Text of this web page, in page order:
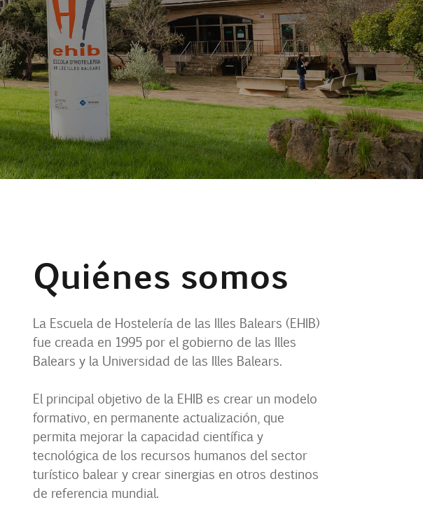
Quiénes somos
La Escuela de Hostelería de las Illes Balears (EHIB)
fue creada en 1995 por el gobierno de las Illes
Balears y la Universidad de las Illes Balears.
El principal objetivo de la EHIB es crear un modelo
formativo, en permanente actualización, que
permita mejorar la capacidad científica y
tecnológica de los recursos humanos del sector
turístico balear y crear sinergias en otros destinos
de referencia mundial.